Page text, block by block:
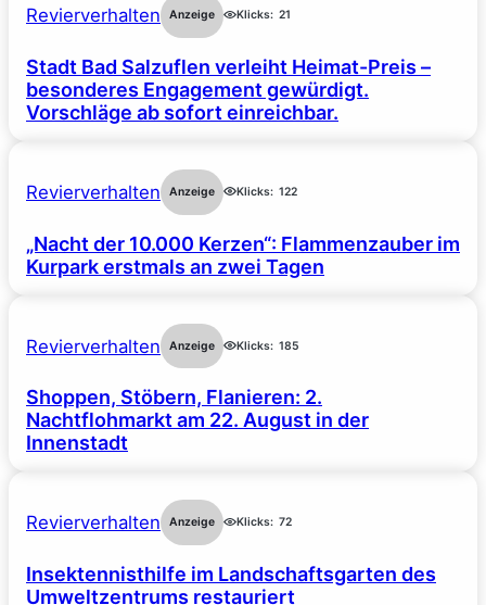
Revierverhalten Anzeige Klicks: 21
Stadt Bad Salzuflen verleiht Heimat-Preis –
besonderes Engagement gewürdigt.
Vorschläge ab sofort einreichbar.
Revierverhalten Anzeige Klicks: 122
„Nacht der 10.000 Kerzen“: Flammenzauber im
Kurpark erstmals an zwei Tagen
Revierverhalten Anzeige Klicks: 185
Shoppen, Stöbern, Flanieren: 2.
Nachtflohmarkt am 22. August in der
Innenstadt
Revierverhalten Anzeige Klicks: 72
Insektennisthilfe im Landschaftsgarten des
Umweltzentrums restauriert